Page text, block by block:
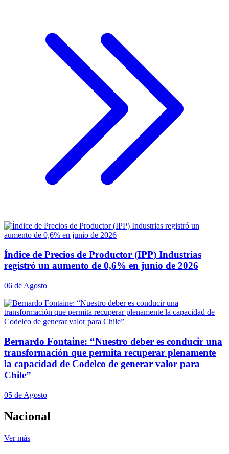
Índice de Precios de Productor (IPP) Industrias
registró un aumento de 0,6% en junio de 2026
06 de Agosto
Bernardo Fontaine: “Nuestro deber es conducir una
transformación que permita recuperar plenamente
la capacidad de Codelco de generar valor para
Chile”
05 de Agosto
Nacional
Ver más